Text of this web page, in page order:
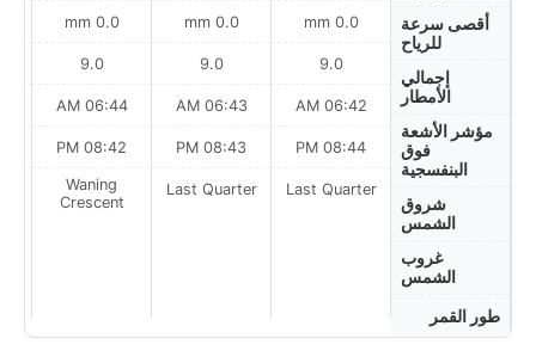
أقصى سرعة
للرياح
إجمالي
الأمطار
مؤشر الأشعة
فوق
البنفسجية
شروق
الشمس
غروب
الشمس
طور القمر
0.0 mm
9.0
06:42 AM
08:44 PM
Last Quarter
0.0 mm
9.0
06:43 AM
08:43 PM
Last Quarter
0.0 mm
9.0
06:44 AM
08:42 PM
Waning
Crescent